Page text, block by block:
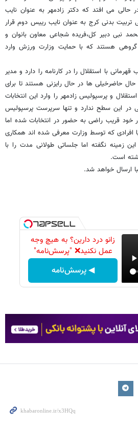
حالی می افتد که دکتر زادمهر به عنوان نایب
بدنی کرج به عنوان نایب رییس دوم قرار
نبی دبیر کل،فریده شجاعی معاون بانوان و
گروهی هستند که با حمایت وزارت ورزش وارد
با استقلال را در کارنامه را دارد و مدیر
حاضرخیلی ها در حال رایزنی هستند تا برای
و پرسپولیس زادمهر را وارد این انتخابات
در این سطح ندارد و تنها سرپرست پرسپولیس
خود قریب راضی به حضور در انتخابات شده اما
که توسط وزارت معرفی شده اند همکاری
زمینه نگفته اما جلساتی طولانی مدت را با
است.
ارسال خواهد شد.
زانو درد دارین؟ به هیچ وجه
عمل نکنید❌ "پرسش‌نامه"
◀ پرسش‌نامه